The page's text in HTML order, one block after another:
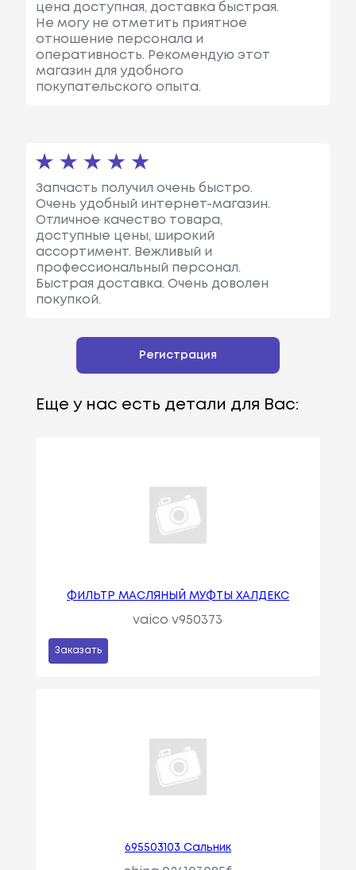
цена доступная, доставка быстрая.
Не могу не отметить приятное
отношение персонала и
оперативность. Рекомендую этот
магазин для удобного
покупательского опыта.
Запчасть получил очень быстро.
Очень удобный интернет-магазин.
Отличное качество товара,
доступные цены, широкий
ассортимент. Вежливый и
профессиональный персонал.
Быстрая доставка. Очень доволен
покупкой.
Регистрация
Еще у нас есть детали для Вас:
ФИЛЬТP МАСЛЯНЫЙ МУФТЫ ХАЛДЕКС
vaico v950373
Заказать
695503103 Сальник